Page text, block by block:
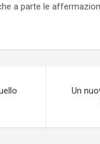
a parte le
Un